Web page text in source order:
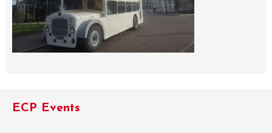
ECP Events